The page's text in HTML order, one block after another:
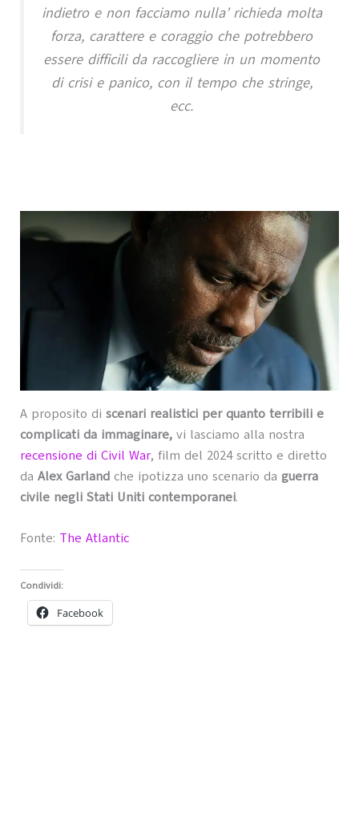
indietro e non facciamo nulla’ richieda molta
forza, carattere e coraggio che potrebbero
essere difficili da raccogliere in un momento
di crisi e panico, con il tempo che stringe,
ecc.
A proposito di scenari realistici per quanto terribili e
complicati da immaginare,vi lasciamo alla nostra
recensione di Civil War, film del 2024 scritto e diretto
da Alex Garland che ipotizza uno scenario da guerra
civile negli Stati Uniti contemporanei.
Fonte: The Atlantic
Condividi:
Facebook